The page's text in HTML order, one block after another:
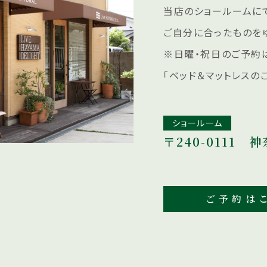
当店のショールームに
ご自分に合ったものを
※日曜・祝日のご予約
「ベッド＆マットレス
ショールーム
〒240-0111 神
ご予約は